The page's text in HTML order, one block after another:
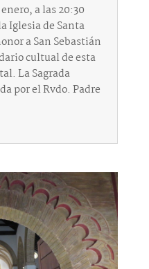
a las 20:30
Iglesia de Santa
a San Sebastián
cultual de esta
La Sagrada
por el Rvdo. Padre